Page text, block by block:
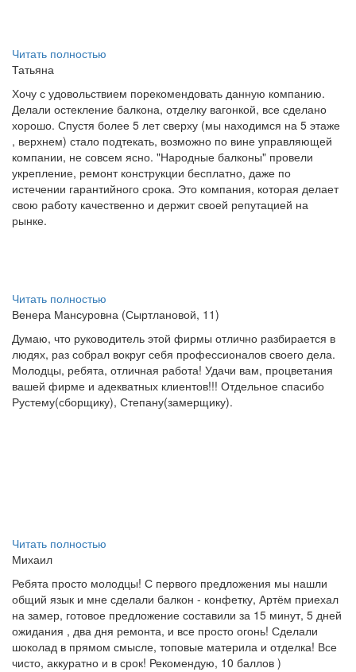
Читать полностью
Татьяна
Хочу с удовольствием порекомендовать данную компанию.
Делали остекление балкона, отделку вагонкой, все сделано
хорошо. Спустя более 5 лет сверху (мы находимся на 5 этаже
, верхнем) стало подтекать, возможно по вине управляющей
компании, не совсем ясно. "Народные балконы" провели
укрепление, ремонт конструкции бесплатно, даже по
истечении гарантийного срока. Это компания, которая делает
свою работу качественно и держит своей репутацией на
рынке.
Читать полностью
Венера Мансуровна (Сыртлановой, 11)
Думаю, что руководитель этой фирмы отлично разбирается в
людях, раз собрал вокруг себя профессионалов своего дела.
Молодцы, ребята, отличная работа! Удачи вам, процветания
вашей фирме и адекватных клиентов!!! Отдельное спасибо
Рустему(сборщику), Степану(замерщику).
Читать полностью
Михаил
Ребята просто молодцы! С первого предложения мы нашли
общий язык и мне сделали балкон - конфетку, Артём приехал
на замер, готовое предложение составили за 15 минут, 5 дней
ожидания , два дня ремонта, и все просто огонь! Сделали
шоколад в прямом смысле, топовые материла и отделка! Все
чисто, аккуратно и в срок! Рекомендую, 10 баллов )